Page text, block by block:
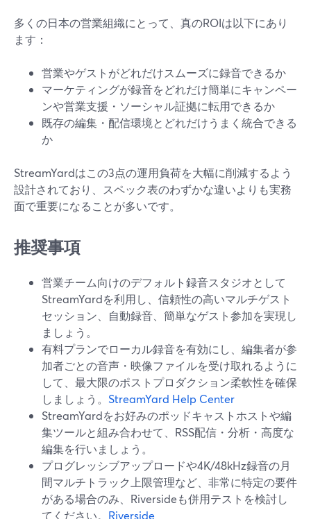
多くの日本の営業組織にとって、真のROIは以下にあり
ます：
営業やゲストがどれだけスムーズに録音できるか
マーケティングが録音をどれだけ簡単にキャンペー
ンや営業支援・ソーシャル証拠に転用できるか
既存の編集・配信環境とどれだけうまく統合できる
か
StreamYardはこの3点の運用負荷を大幅に削減するよう
設計されており、スペック表のわずかな違いよりも実務
面で重要になることが多いです。
推奨事項
営業チーム向けのデフォルト録音スタジオとして
StreamYardを利用し、信頼性の高いマルチゲスト
セッション、自動録音、簡単なゲスト参加を実現し
ましょう。
有料プランでローカル録音を有効にし、編集者が参
加者ごとの音声・映像ファイルを受け取れるように
して、最大限のポストプロダクション柔軟性を確保
しましょう。 StreamYard Help Center
StreamYardをお好みのポッドキャストホストや編
集ツールと組み合わせて、RSS配信・分析・高度な
編集を行いましょう。
プログレッシブアップロードや4K/48kHz録音の月
間マルチトラック上限管理など、非常に特定の要件
がある場合のみ、Riversideも併用テストを検討し
てください。 Riverside